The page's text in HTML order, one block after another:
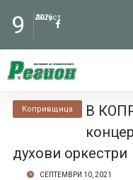
9 Август
2026
Копривщица
В
духови оркестри
СЕПТЕМВРИ 10, 2021